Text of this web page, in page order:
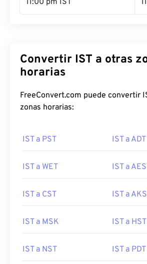
11:00 pm IST
Convertir IST a otras
horarias
FreeConvert.com puede convertir
zonas horarias:
IST a PST IST a ADT
IST a WET IST a
IST a CST IST a
IST a MSK IST a HST
IST a NST IST a PDT